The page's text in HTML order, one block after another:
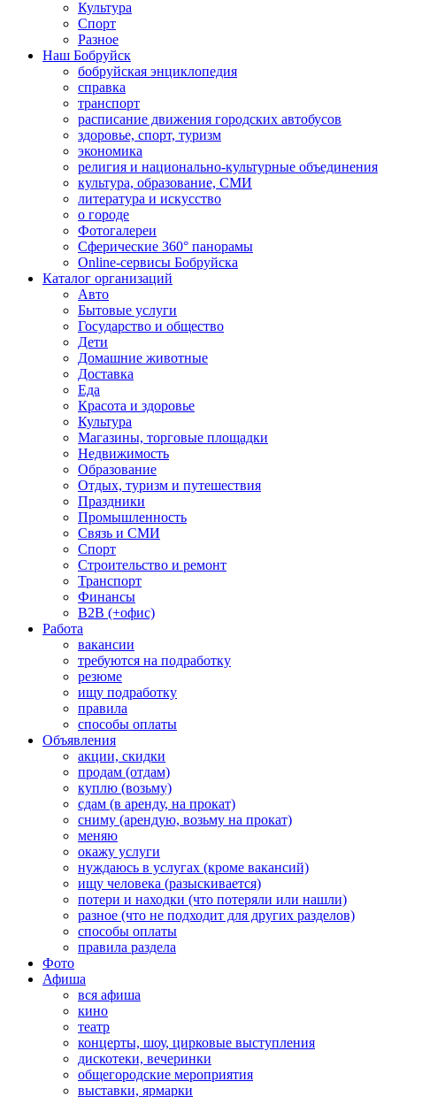
Культура
Спорт
Разное
Наш Бобруйск
бобруйская энциклопедия
справка
транспорт
расписание движения городских автобусов
здоровье, спорт, туризм
экономика
религия и национально-культурные объединения
культура, образование, СМИ
литература и искусство
о городе
Фотогалереи
Сферические 360° панорамы
Online-сервисы Бобруйска
Каталог организаций
Авто
Бытовые услуги
Государство и общество
Дети
Домашние животные
Доставка
Еда
Красота и здоровье
Культура
Магазины, торговые площадки
Недвижимость
Образование
Отдых, туризм и путешествия
Праздники
Промышленность
Связь и СМИ
Спорт
Строительство и ремонт
Транспорт
Финансы
B2B (+офис)
Работа
вакансии
требуются на подработку
резюме
ищу подработку
правила
способы оплаты
Объявления
акции, скидки
продам (отдам)
куплю (возьму)
сдам (в аренду, на прокат)
сниму (арендую, возьму на прокат)
меняю
окажу услуги
нуждаюсь в услугах (кроме вакансий)
ищу человека (разыскивается)
потери и находки (что потеряли или нашли)
разное (что не подходит для других разделов)
способы оплаты
правила раздела
Фото
Афиша
вся афиша
кино
театр
концерты, шоу, цирковые выступления
дискотеки, вечеринки
общегородские мероприятия
выставки, ярмарки